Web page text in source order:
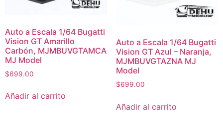
Auto a Escala 1/64 Bugatti
Vision GT Amarillo
Carbón, MJMBUVGTAMCA
MJ Model
$699.00
Añadir al carrito
Auto a Escala 1/64 Bugatti
Vision GT Azul – Naranja,
MJMBUVGTAZNA MJ
Model
$699.00
Añadir al carrito